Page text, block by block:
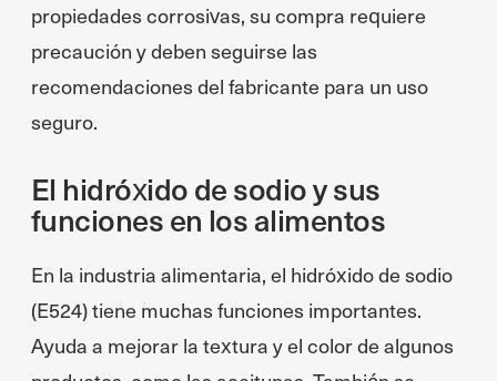
propiedades corrosivas, su compra requiere
precaución y deben seguirse las
recomendaciones del fabricante para un uso
seguro.
El hidróxido de sodio y sus
funciones en los alimentos
En la industria alimentaria, el hidróxido de sodio
(E524) tiene muchas funciones importantes.
Ayuda a mejorar la textura y el color de algunos